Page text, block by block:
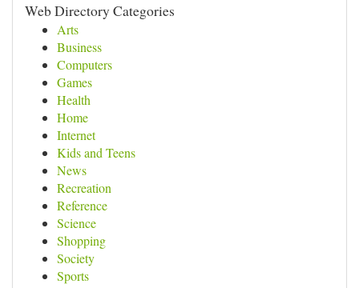
Web Directory Categories
Arts
Business
Computers
Games
Health
Home
Internet
Kids and Teens
News
Recreation
Reference
Science
Shopping
Society
Sports